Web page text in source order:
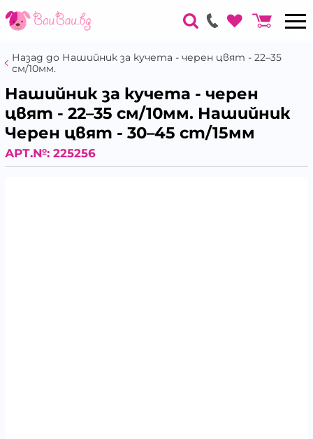
Назад до Нашийник за кучета - черен цвят - 22–35
cм/10мм.
Нашийник за кучета - черен
цвят - 22–35 cм/10мм. Нашийник
Черен цвят - 30–45 cm/15мм
АРТ.№: 225256